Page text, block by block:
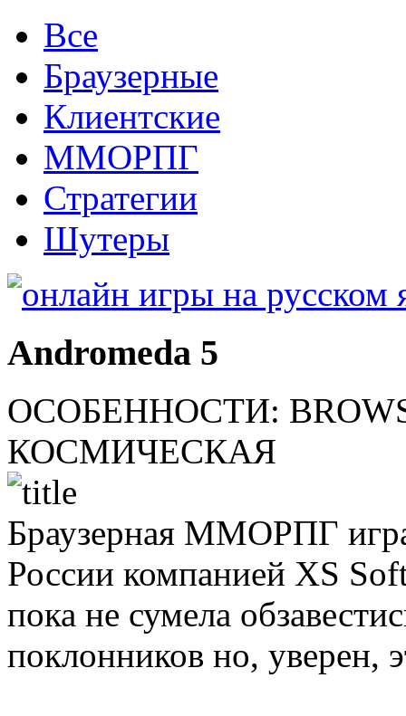
Все
Браузерные
Клиентские
ММОРПГ
Стратегии
Шутеры
Andromeda 5
ОСОБЕННОСТИ:
КОСМИЧЕСКАЯ
Браузерная ММОРПГ
России компанией XS
пока не сумела
поклонников но, уверен,